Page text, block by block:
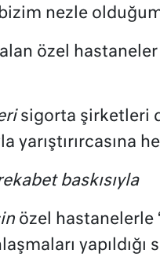
nezle
özel
sigorta şirketleri
baskısıyla
özel hastanelerle
yapıldığı